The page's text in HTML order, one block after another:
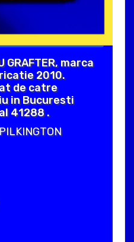
marca
2010.
de catre
in Bucuresti
41288 .